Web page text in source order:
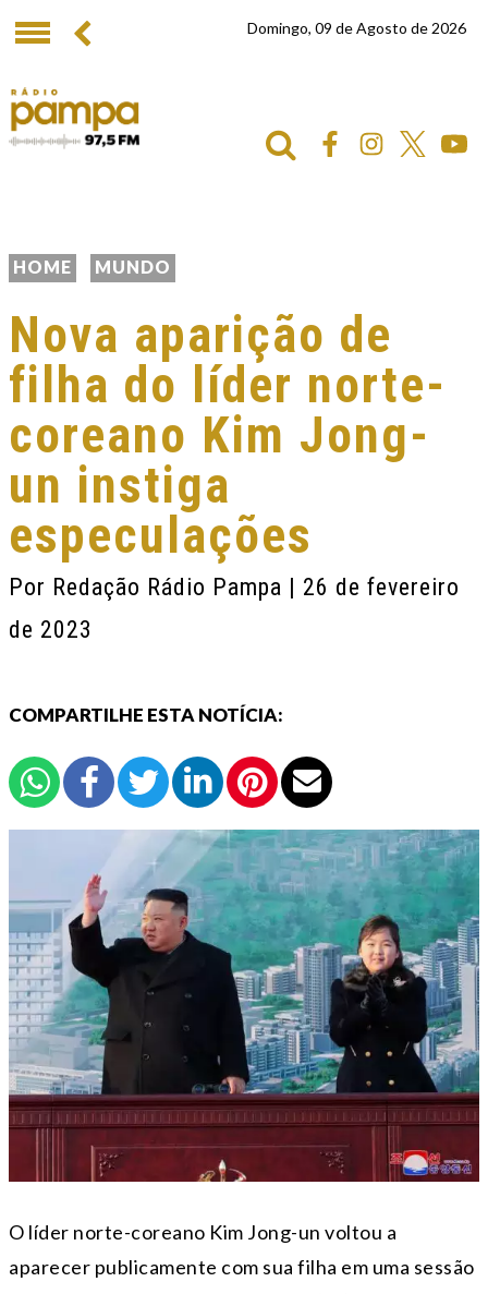
Domingo, 09 de Agosto de 2026
HOME MUNDO
Nova aparição de
filha do líder norte-
coreano Kim Jong-
un instiga
especulações
Por Redação Rádio Pampa | 26 de fevereiro
de 2023
COMPARTILHE ESTA NOTÍCIA:
O líder norte-coreano Kim Jong-un voltou a
aparecer publicamente com sua filha em uma sessão